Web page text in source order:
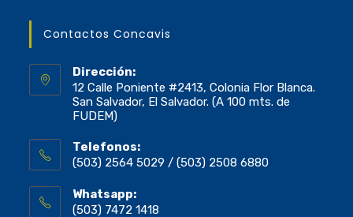
Contactos Concavis
Dirección:
12 Calle Poniente #2413, Colonia Flor Blanca.
San Salvador, El Salvador. (A 100 mts. de
FUDEM)
Telefonos:
(503) 2564 5029 / (503) 2508 6880
Whatsapp:
(503) 7472 1418